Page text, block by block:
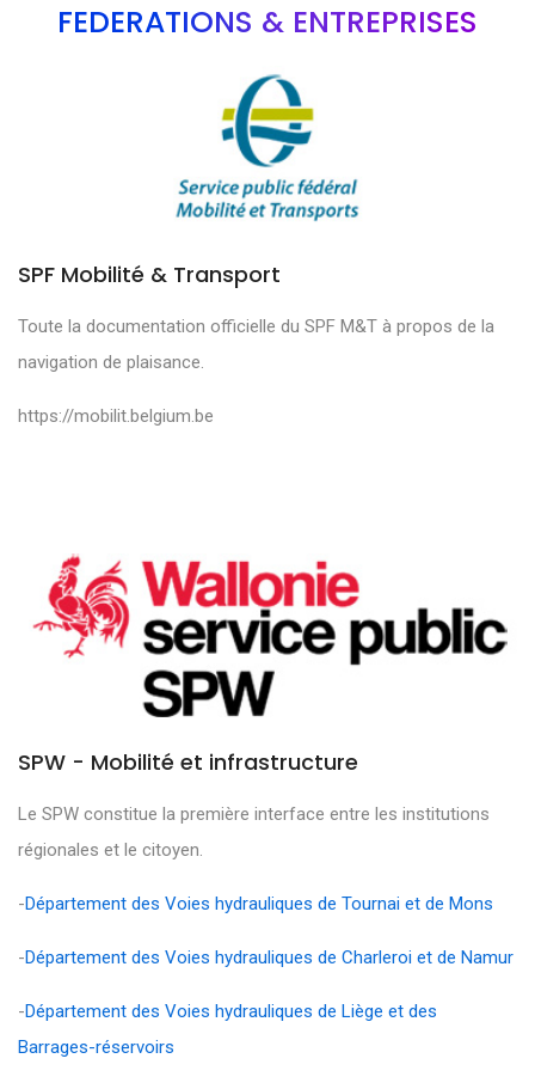
SPF Mobilité & Transport
Toute la documentation officielle du SPF M&T à propos de la
navigation de plaisance.
https://mobilit.belgium.be
SPW - Mobilité et infrastructure
Le SPW constitue la première interface entre les institutions
régionales et le citoyen.
-Département des Voies hydrauliques de Tournai et de Mons
-Département des Voies hydrauliques de Charleroi et de Namur
-Département des Voies hydrauliques de Liège et des
Barrages-réservoirs
FÉDÉRATIONS & ENTREPRISES